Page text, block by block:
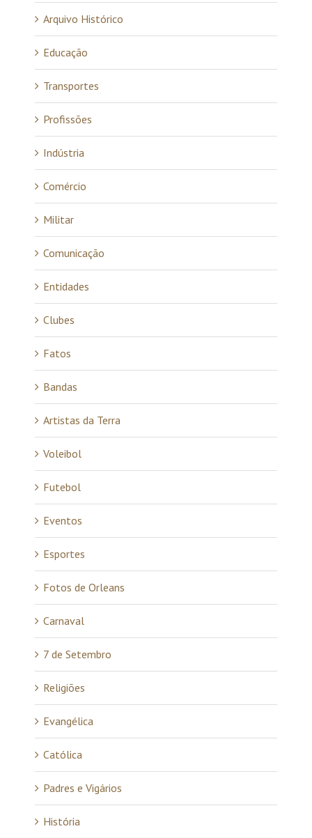
Arquivo Histórico
Educação
Transportes
Profissões
Indústria
Comércio
Militar
Comunicação
Entidades
Clubes
Fatos
Bandas
Artistas da Terra
Voleibol
Futebol
Eventos
Esportes
Fotos de Orleans
Carnaval
7 de Setembro
Religiões
Evangélica
Católica
Padres e Vigários
História